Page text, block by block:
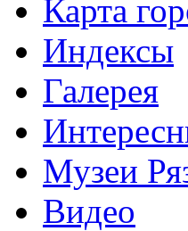
Карта
Индексы
Галерея
Музеи
Видео